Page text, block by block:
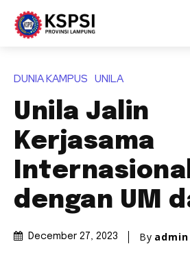
DUNIA KAMPUS UNILA
Unila Jalin
Kerjasama
dengan UM
December 27, 2023 By admin